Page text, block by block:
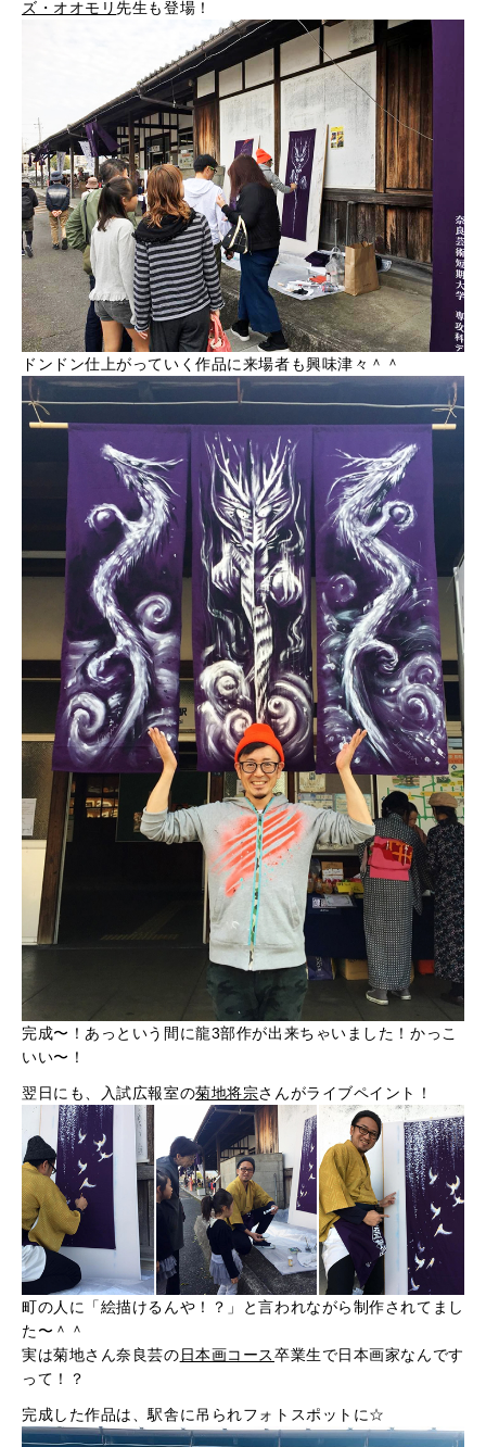
ズ・オオモリ先生も登場！
ドンドン仕上がっていく作品に来場者も興味津々＾＾
完成〜！あっという間に龍3部作が出来ちゃいました！かっこ
いい〜！
翌日にも、入試広報室の菊地将宗さんがライブペイント！
町の人に「絵描けるんや！？」と言われながら制作されてまし
た〜＾＾
実は菊地さん奈良芸の日本画コース卒業生で日本画家なんです
って！？
完成した作品は、駅舎に吊られフォトスポットに☆